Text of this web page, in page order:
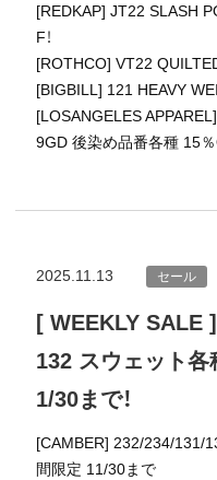
[REDKAP] JT22 SLASH
F！
[ROTHCO] VT22
[BIGBILL] 121 HEAVY
[LOSANGELES
9GD 後染め品番各種 15％
2025.11.13 セール
[ WEEKLY SALE
132 スウェット
1/30まで！
[CAMBER] 232/234/131/
間限定 11/30まで